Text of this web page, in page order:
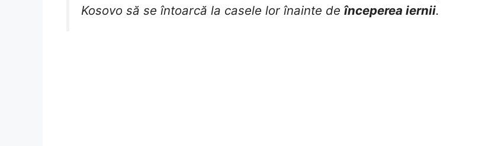
Kosovo să se întoarcă la casele lor înainte de începerea iernii.